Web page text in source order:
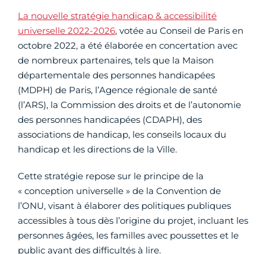
La nouvelle stratégie handicap & accessibilité
universelle 2022-2026, votée au Conseil de Paris en
octobre 2022, a été élaborée en concertation avec
de nombreux partenaires, tels que la Maison
départementale des personnes handicapées
(MDPH) de Paris, l’Agence régionale de santé
(l’ARS), la Commission des droits et de l’autonomie
des personnes handicapées (CDAPH), des
associations de handicap, les conseils locaux du
handicap et les directions de la Ville.
Cette stratégie repose sur le principe de la
« conception universelle » de la Convention de
l’ONU, visant à élaborer des politiques publiques
accessibles à tous dès l’origine du projet, incluant les
personnes âgées, les familles avec poussettes et le
public ayant des difficultés à lire.